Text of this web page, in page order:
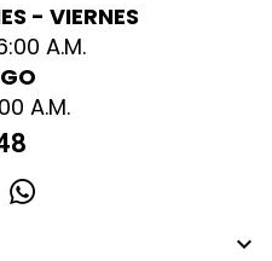
- VIERNES
A.M.
A.M.
